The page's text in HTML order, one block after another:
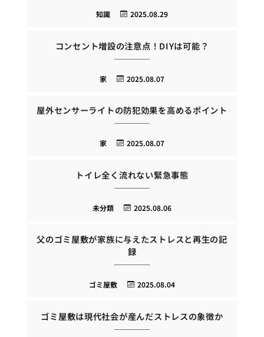
2025.08.29
知識
コンセント増設の注意点！DIYは可能？
2025.08.07
家
屋外センサーライトの防犯効果を高めるポイント
2025.08.07
家
トイレ全く流れない緊急事態
2025.08.06
未分類
父のゴミ屋敷が家族に与えたストレスと再生の記
録
2025.08.04
ゴミ屋敷
ゴミ屋敷は現代社会が産んだストレスの象徴か